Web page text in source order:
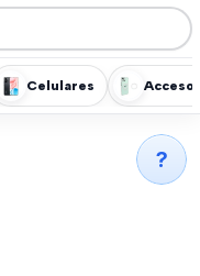
Celulares
?